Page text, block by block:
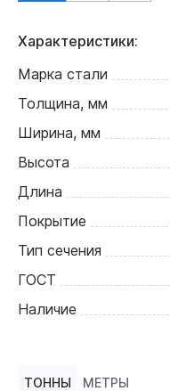
Характеристики:
Марка стали
Толщина, мм
Ширина, мм
Высота
Длина
Покрытие
Тип сечения
ГОСТ
Наличие
ТОННЫ МЕТРЫ